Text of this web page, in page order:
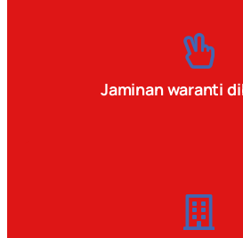
Jaminan waranti